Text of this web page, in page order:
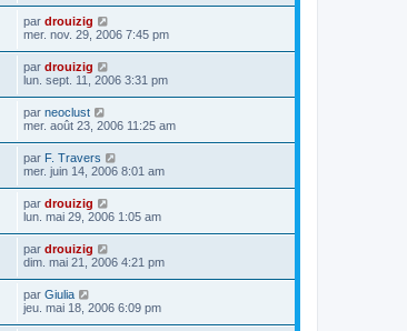
par drouizig
mer. nov. 29, 2006 7:45 pm
par drouizig
lun. sept. 11, 2006 3:31 pm
par neoclust
mer. août 23, 2006 11:25 am
par F. Travers
mer. juin 14, 2006 8:01 am
par drouizig
lun. mai 29, 2006 1:05 am
par drouizig
dim. mai 21, 2006 4:21 pm
par Giulia
jeu. mai 18, 2006 6:09 pm